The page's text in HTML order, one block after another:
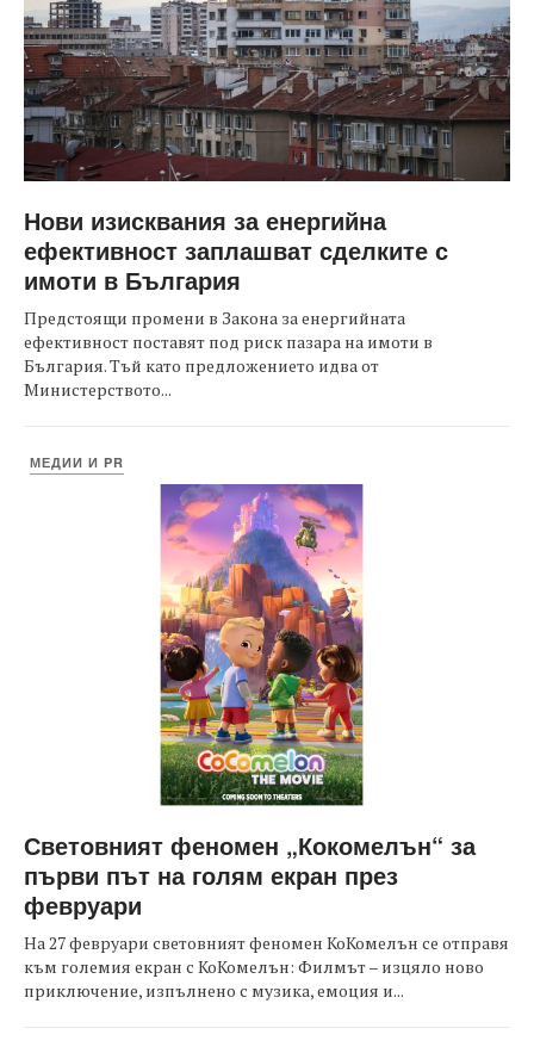
Нови изисквания за енергийна
ефективност заплашват сделките с
имоти в България
Предстоящи промени в Закона за енергийната
ефективност поставят под риск пазара на имоти в
България. Тъй като предложението идва от
Министерството...
МЕДИИ И PR
Световният феномен „Кокомелън“ за
първи път на голям екран през
февруари
На 27 февруари световният феномен КоКомелън се отправя
към големия екран с КоКомелън: Филмът – изцяло ново
приключение, изпълнено с музика, емоция и...